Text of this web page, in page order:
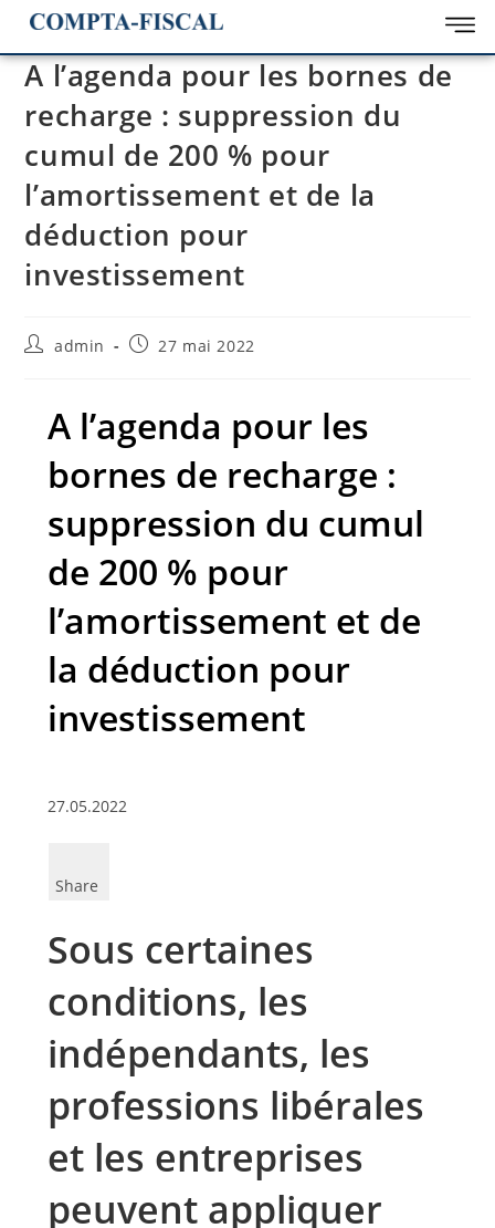
A l’agenda pour les bornes de
recharge : suppression du
cumul de 200 % pour
l’amortissement et de la
déduction pour
investissement
admin 27 mai 2022
A l’agenda pour les
bornes de recharge :
suppression du cumul
de 200 % pour
l’amortissement et de
la déduction pour
investissement
27.05.2022
Share
Sous certaines
conditions, les
indépendants, les
professions libérales
et les entreprises
peuvent appliquer